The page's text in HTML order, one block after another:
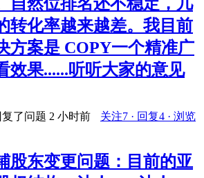
转化率越来越差。我目前
方案是 COPY一个精准广
效果......听听大家的意见
复了问题 2 小时前
关注7 · 回复4 · 浏览
股东变更问题：目前的亚